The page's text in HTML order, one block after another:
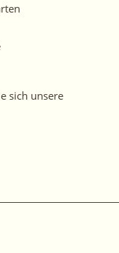
sich unsere